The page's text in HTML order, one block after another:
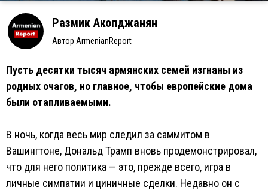
Размик Акопджанян
Автор ArmenianReport
Пусть десятки тысяч армянских семей изгнаны из
родных очагов, но главное, чтобы европейские дома
были отапливаемыми.
В ночь, когда весь мир следил за саммитом в
Вашингтоне, Дональд Трамп вновь продемонстрировал,
что для него политика — это, прежде всего, игра в
личные симпатии и циничные сделки. Недавно он с